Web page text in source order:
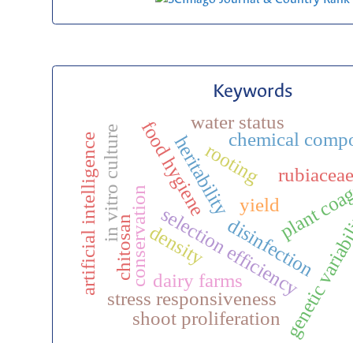
Keywords
genetic
heritability
selection efficiency
stress responsiveness
yield
conservation disinfection
in vitro culture rooting rubiaceae
shoot proliferation
chemical
dairy farms
food hygiene plant
chitosan
artificial intelligence
water status
density